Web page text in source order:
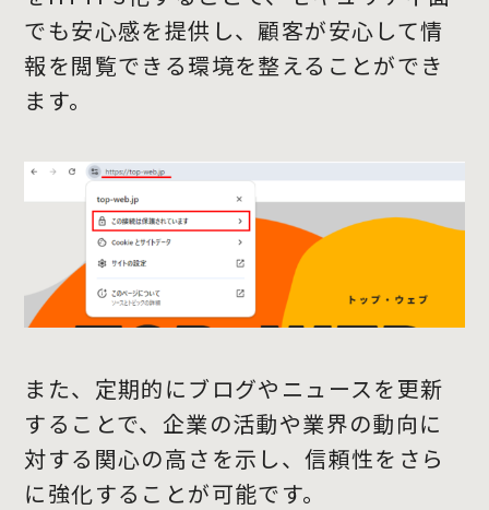
でも安心感を提供し、顧客が安心して情
報を閲覧できる環境を整えることができ
ます。
また、定期的にブログやニュースを更新
することで、企業の活動や業界の動向に
対する関心の高さを示し、信頼性をさら
に強化することが可能です。